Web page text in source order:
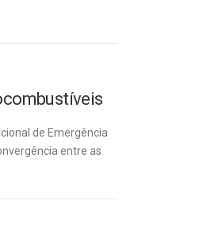
de Emergência
entre as